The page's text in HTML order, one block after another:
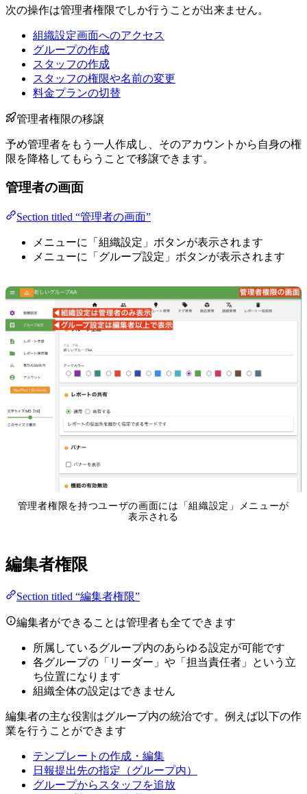
次の操作は管理者権限でしか行うことが出来ません。
組織設定画面へのアクセス
グループの作成
スタッフの作成
スタッフの権限や名前の変更
料金プランの切替
管理者権限の移譲
予め管理者をもう一人作成し、そのアカウントから自身の権
限を降格してもらうことで移譲できます。
管理者の画面
Section titled “管理者の画面”
メニューに「組織設定」ボタンが表示されます
メニューに「グループ設定」ボタンが表示されます
管理者権限を持つユーザの画面には「組織設定」メニューが
表示される
編集者権限
Section titled “編集者権限”
編集者ができることは管理者も全てできます
所属しているグループ内のあらゆる設定が可能です
各グループの「リーダー」や「担当責任者」という立
ち位置になります
組織全体の設定はできません
編集者の主な役割はグループ内の統治です。例えば以下の作
業を行うことができます
テンプレートの作成・編集
日報提出先の指定（グループ内）
グループからスタッフを追放